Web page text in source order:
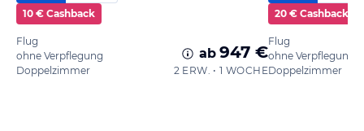
10 € Cashback
Flug
ohne Verpflegung
Doppelzimmer
ab 947 €
2 ERW. • 1 WOCHE
20 € Cashback
Flug
ohne Verpflegung
Doppelzimmer